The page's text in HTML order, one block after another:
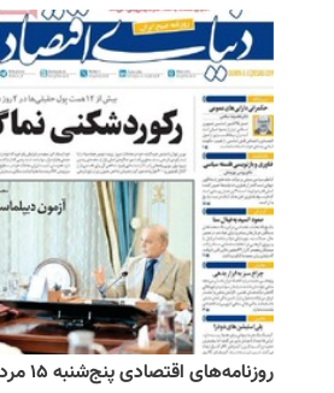
روزنامه‌های اقتصادی پنج‌شنبه ۱۵ مرداد ۱۴۰۵